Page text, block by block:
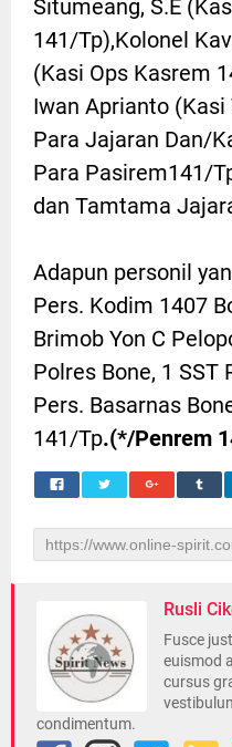
Situmeang, S.E
141/Tp),Kolonel
(Kasi Ops Kasrem
Iwan Aprianto
Para Jajaran Dan/
Para Pasirem141/
dan Tamtama
Adapun personil
Pers. Kodim 1407
Brimob Yon C
Polres Bone, 1 SST
Pers. Basarnas
141/Tp.(*/Penrem
Rusli
Fusce
euismod
cursus
condimentum.